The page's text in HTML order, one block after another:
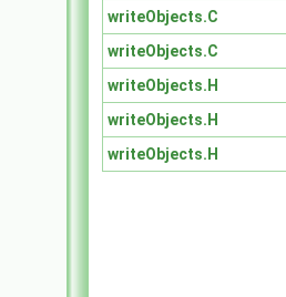
writeObjects.C
writeObjects.C
writeObjects.H
writeObjects.H
writeObjects.H